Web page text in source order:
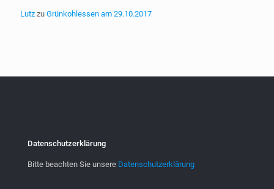
Lutz zu Grünkohlessen am 29.10.2017
Datenschutzerklärung
Bitte beachten Sie unsere Datenschutzerklärung